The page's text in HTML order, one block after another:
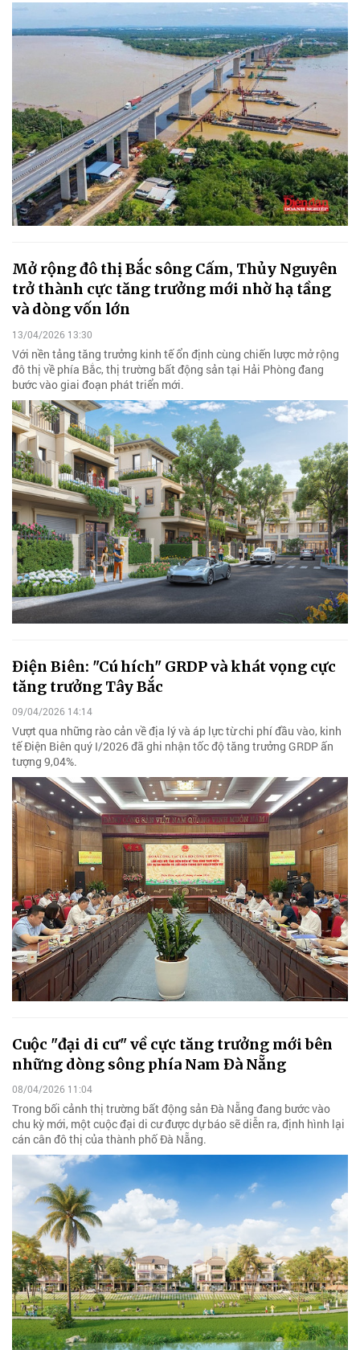
Mở rộng đô thị Bắc sông Cấm, Thủy Nguyên
trở thành cực tăng trưởng mới nhờ hạ tầng
và dòng vốn lớn
13/04/2026 13:30
Với nền tảng tăng trưởng kinh tế ổn định cùng chiến lược mở rộng
đô thị về phía Bắc, thị trường bất động sản tại Hải Phòng đang
bước vào giai đoạn phát triển mới.
Điện Biên: "Cú hích" GRDP và khát vọng cực
tăng trưởng Tây Bắc
09/04/2026 14:14
Vượt qua những rào cản về địa lý và áp lực từ chi phí đầu vào, kinh
tế Điện Biên quý I/2026 đã ghi nhận tốc độ tăng trưởng GRDP ấn
tượng 9,04%.
Cuộc "đại di cư" về cực tăng trưởng mới bên
những dòng sông phía Nam Đà Nẵng
08/04/2026 11:04
Trong bối cảnh thị trường bất động sản Đà Nẵng đang bước vào
chu kỳ mới, một cuộc đại di cư được dự báo sẽ diễn ra, định hình lại
cán cân đô thị của thành phố Đà Nẵng.